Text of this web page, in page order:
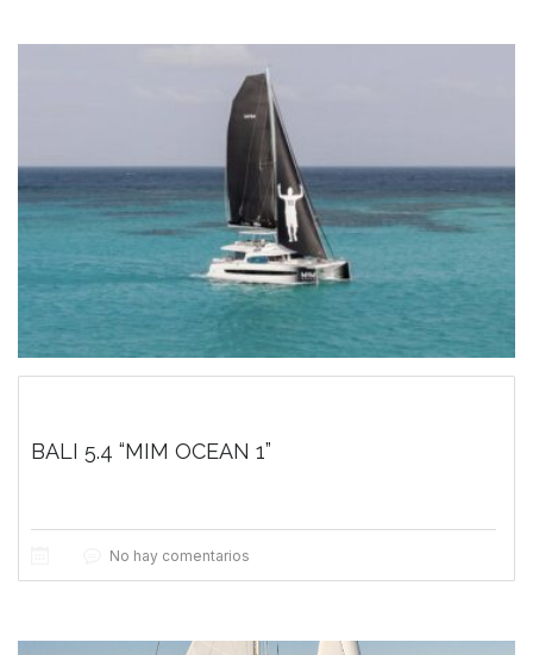
BALI 5.4 “MIM OCEAN 1”
No hay comentarios